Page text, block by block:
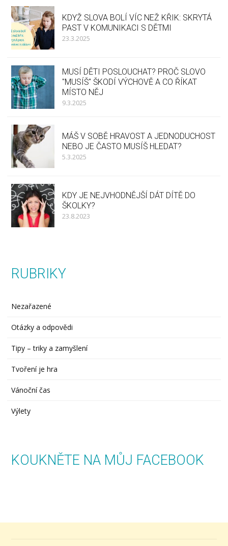
KDYŽ SLOVA BOLÍ VÍC NEŽ KŘIK: SKRYTÁ
PAST V KOMUNIKACI S DĚTMI
23.3.2025
MUSÍ DĚTI POSLOUCHAT? PROČ SLOVO
"MUSÍŠ" ŠKODÍ VÝCHOVĚ A CO ŘÍKAT
MÍSTO NĚJ
9.3.2025
MÁŠ V SOBĚ HRAVOST A JEDNODUCHOST
NEBO JE ČASTO MUSÍŠ HLEDAT?
5.3.2025
KDY JE NEJVHODNĚJŠÍ DÁT DÍTĚ DO
ŠKOLKY?
23.8.2023
RUBRIKY
Nezařazené
Otázky a odpovědi
Tipy – triky a zamyšlení
Tvoření je hra
Vánoční čas
Výlety
KOUKNĚTE NA MŮJ FACEBOOK